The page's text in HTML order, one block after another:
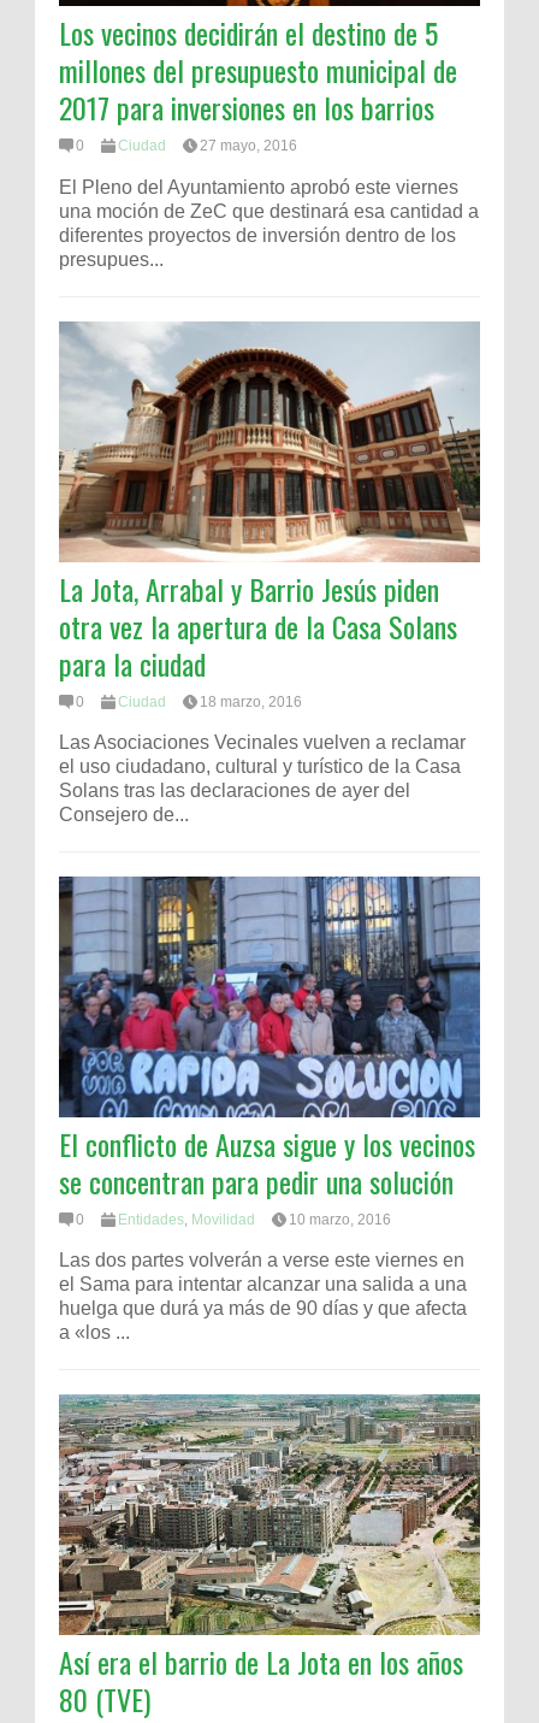
Los vecinos decidirán el destino de 5
millones del presupuesto municipal de
2017 para inversiones en los barrios
0 Ciudad 27 mayo, 2016
El Pleno del Ayuntamiento aprobó este viernes
una moción de ZeC que destinará esa cantidad a
diferentes proyectos de inversión dentro de los
presupues...
La Jota, Arrabal y Barrio Jesús piden
otra vez la apertura de la Casa Solans
para la ciudad
0 Ciudad 18 marzo, 2016
Las Asociaciones Vecinales vuelven a reclamar
el uso ciudadano, cultural y turístico de la Casa
Solans tras las declaraciones de ayer del
Consejero de...
El conflicto de Auzsa sigue y los vecinos
se concentran para pedir una solución
0 Entidades, Movilidad 10 marzo, 2016
Las dos partes volverán a verse este viernes en
el Sama para intentar alcanzar una salida a una
huelga que durá ya más de 90 días y que afecta
a «los ...
Así era el barrio de La Jota en los años
80 (TVE)